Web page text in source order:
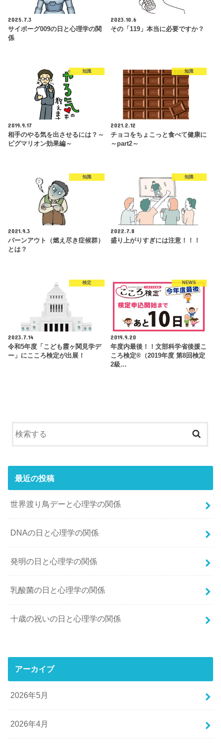
2025.7.3
サイボーグ009の日と心理学の関
係
2023.10.6
その「119」本当に必要ですか？
知識
2019.9.17
相手のやる気を出させるには？～
ピグマリオン効果編～
知識
2021.2.12
チョコをちょこっと食べて健康に
～part2～
知識
2021.9.3
バーンアウト（燃え尽き症候群）
とは？
知識
2022.7.8
盛り上がりすぎには注意！！！
検定
2023.7.14
令和5年度「こども霞ヶ関見学デ
ー」にこころ検定が出展！
NEWS
2019.9.20
年度内最後！！文部科学省後援こ
ころ検定®（2019年度 第8回検定
2級…
最近の投稿
世界渡り鳥デーと心理学の関係
DNAの日と心理学の関係
発明の日と心理学の関係
乳酸菌の日と心理学の関係
十歳の祝いの日と心理学の関係
アーカイブ
2026年5月
2026年4月